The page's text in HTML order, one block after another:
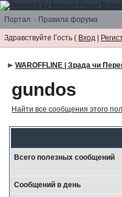
Портал · Правила форума
Здравствуйте Гость ( Вход |
WAROFFLINE | Зрада чи
gundos
Найти все сообщения этого
Всего полезных сообщений
Сообщений в день